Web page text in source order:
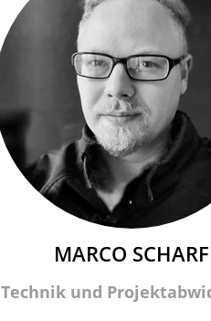
MARCO SCHARF
Technik und